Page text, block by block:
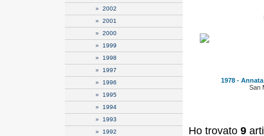
» 2002
» 2001
» 2000
» 1999
» 1998
» 1997
» 1996
» 1995
» 1994
» 1993
» 1992
1978 -
San
Ho trovato 9